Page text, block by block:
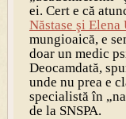
ei. Cert e că
Năstase şi Elena
mungioaică, e
doar un medic
Deocamdată,
unde nu prea e
specialistă în
de la SNSPA.